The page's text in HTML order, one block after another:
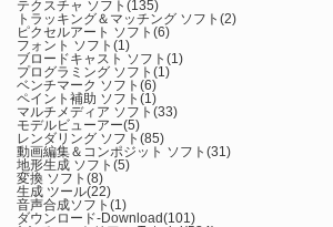
テクスチャ ソフト (135)
トラッキング＆マッチング ソフト (2)
ピクセルアート ソフト (6)
フォント ソフト (1)
ブロードキャスト ソフト (1)
プログラミング ソフト (1)
ベンチマーク ソフト (6)
ペイント補助 ソフト (1)
マルチメディア ソフト (33)
モデルビューアー(5)
レンダリング ソフト (85)
動画編集＆コンポジット ソフト (31)
地形生成 ソフト (5)
変換 ソフト (8)
生成 ツール(22)
音声合成ソフト (1)
ダウンロード-Download(101)